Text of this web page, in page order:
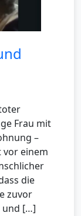
Frau mit
–
vor einem
die
zuvor
und […]